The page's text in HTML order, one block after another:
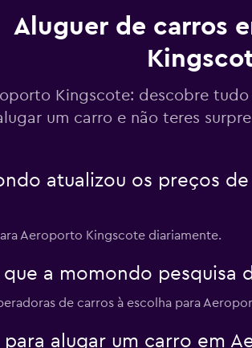
Ver preços
Aluguer de carros
Kingscote: descobre
um carro e não teres
atualizou os preços
Aeroporto Kingscote diariamente.
a momondo pesquisa
de carros à escolha para
alugar um carro em